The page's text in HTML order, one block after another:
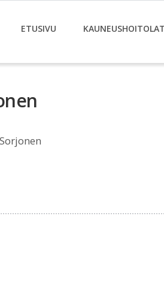
ETUSIVU KAUNEUSHOITOLAT